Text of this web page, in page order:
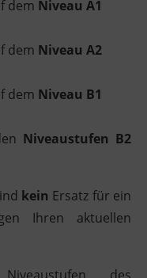
dem Niveau A1
dem Niveau A2
dem Niveau B1
Niveaustufen B2
kein Ersatz für ein
Ihren aktuellen